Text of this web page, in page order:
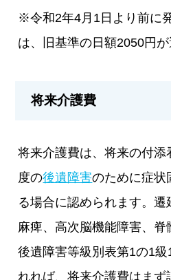
※令和2年4月1日より前に
は、旧基準の日額2050円が
将来介護費
将来介護費は、将来の付添
度の後遺障害のために症状
る場合に認められます。遷
麻痺、高次脳機能障害、脊
後遺障害等級別表第1の1
れれば、将来介護費はまず